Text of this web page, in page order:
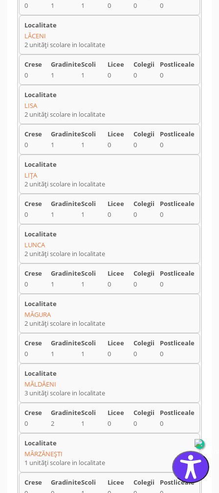
0 1 1 0 0 0
LĂCENI
2 unități scolare in localitate
0 1 1 0 0 0
LISA
2 unități scolare in localitate
0 1 1 0 0 0
LIŢA
2 unități scolare in localitate
0 1 1 0 0 0
LUNCA
2 unități scolare in localitate
0 1 1 0 0 0
MĂGURA
2 unități scolare in localitate
0 1 1 0 0 0
MĂLDĂENI
3 unități scolare in localitate
0 2 1 0 0 0
MÂRZĂNEŞTI
1 unități scolare in localitate